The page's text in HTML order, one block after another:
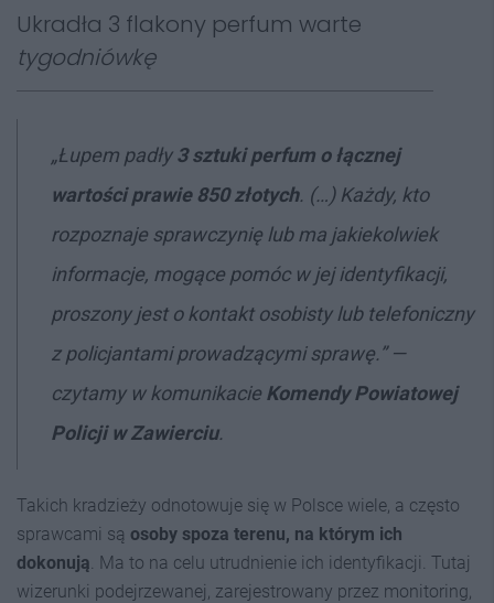
Ukradła 3 flakony perfum warte
tygodniówkę
„Łupem padły3 sztuki perfum o łącznej
wartości prawie 850 złotych. (…) Każdy, kto
rozpoznaje sprawczynię lub ma jakiekolwiek
informacje, mogące pomóc w jej identyfikacji,
proszony jest o kontakt osobisty lub telefoniczny
z policjantami prowadzącymi sprawę.” —
czytamy w komunikacie Komendy Powiatowej
Policji w Zawierciu.
Takich kradzieży odnotowuje się w Polsce wiele, a często
sprawcami są osoby spoza terenu, na którym ich
dokonują. Ma to na celu utrudnienie ich identyfikacji. Tutaj
wizerunki podejrzewanej, zarejestrowany przez monitoring,